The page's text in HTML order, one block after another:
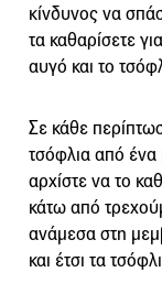
κίνδυνος να
τα καθαρίσετε
αυγό και το
Σε κάθε
τσόφλια από ένα
αρχίστε να το
κάτω από
ανάμεσα στη
και έτσι τα